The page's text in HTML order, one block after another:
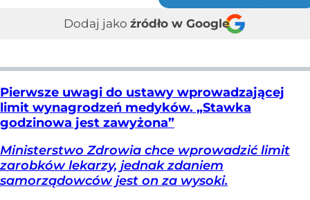
Dodaj jako źródło w Google
Pierwsze uwagi do ustawy wprowadzającej
limit wynagrodzeń medyków. „Stawka
godzinowa jest zawyżona”
Ministerstwo Zdrowia chce wprowadzić limit
zarobków lekarzy, jednak zdaniem
samorządowców jest on za wysoki.